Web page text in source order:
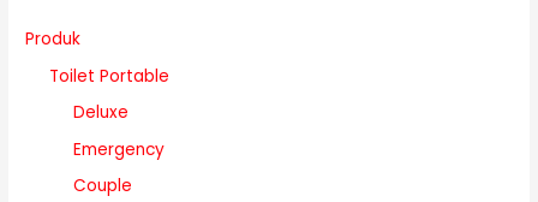
Produk
Toilet Portable
Deluxe
Emergency
Couple